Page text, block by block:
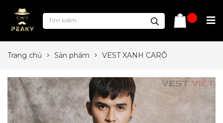
Trang chủ Sản phẩm VEST XANH CARÔ